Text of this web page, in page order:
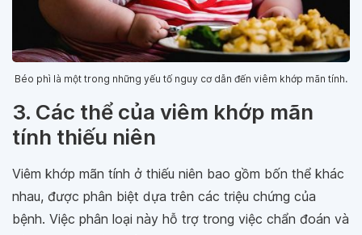
Béo phì là một trong những yếu tố nguy cơ dẫn đến viêm khớp mãn tính.
3. Các thể của viêm khớp mãn
tính thiếu niên
Viêm khớp mãn tính ở thiếu niên bao gồm bốn thể khác
nhau, được phân biệt dựa trên các triệu chứng của
bệnh. Việc phân loại này hỗ trợ trong việc chẩn đoán và